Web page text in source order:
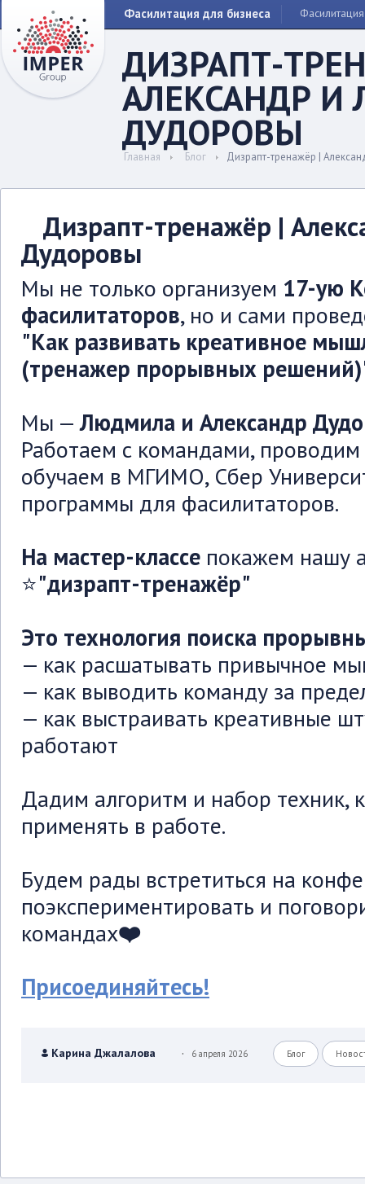
Фасилитация для бизнеса Фасилитация
ДИЗРАПТ-
АЛЕКСАНДР
ДУДОРОВЫ
Главная Блог Дизрапт-тренажёр |
Дизрапт-тренажёр |
Дудоровы
Мы не только организуем 17-ую
фасилитаторов, но и сами
"Как развивать креативное
(тренажер прорывных
Мы —Людмила и Александр
Работаем с командами, проводим
обучаем в МГИМО, Сбер
программы для фасилитаторов.
На мастер-классе покажем нашу
⭐"дизрапт-тренажёр"
Это технология поиска
— как расшатывать привычное
— как выводить команду за
— как выстраивать креативные
работают
Дадим алгоритм и набор техник,
применять в работе.
Будем рады встретиться на
поэкспериментировать и
командах❤️
Присоединяйтесь!
Карина Джалалова . 6 апреля 2026 Блог